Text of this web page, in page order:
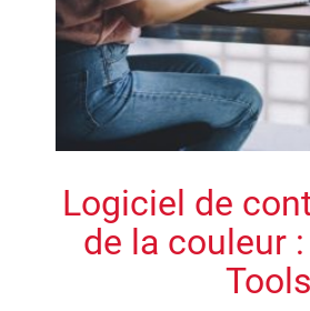
Logiciel de
de la couleur
Tools